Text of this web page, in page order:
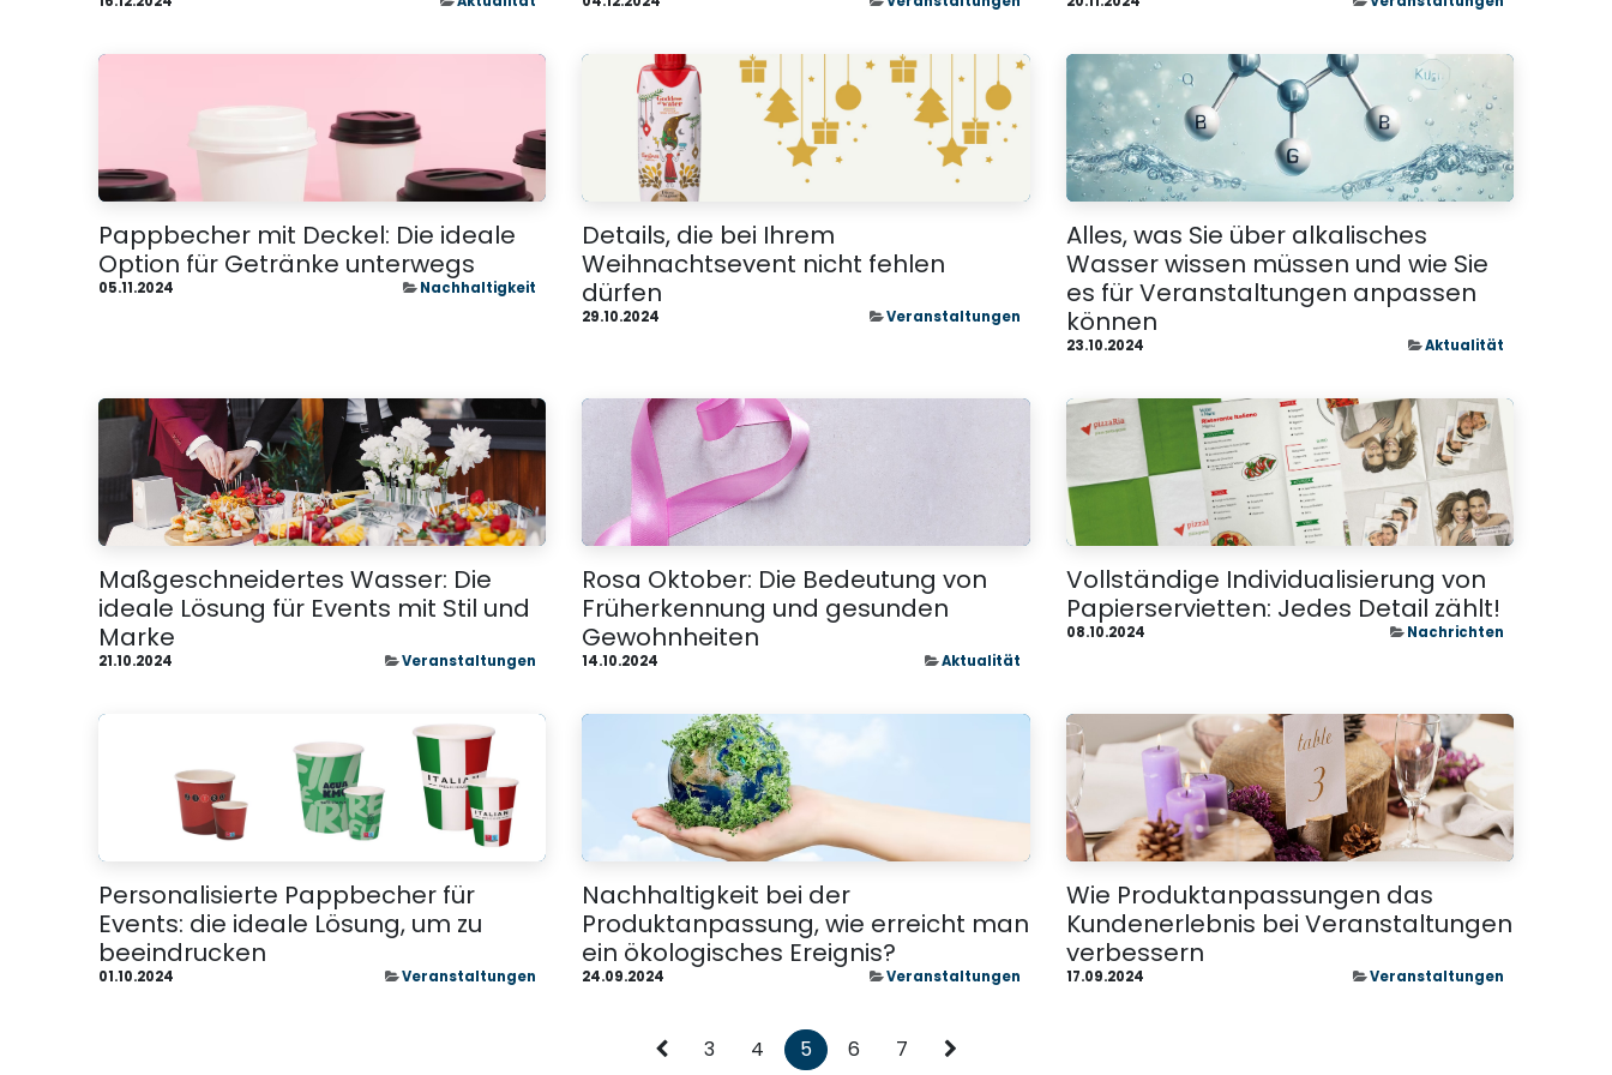
Pappbecher mit Deckel: Die ideale
Option für Getränke unterwegs
05.11.2024 Nachhaltigkeit
Details, die bei Ihrem
Weihnachtsevent nicht fehlen
dürfen
29.10.2024 Veranstaltungen
Alles, was Sie über alkalisches
Wasser wissen müssen und wie Sie
es für Veranstaltungen anpassen
können
23.10.2024 Aktualität
Maßgeschneidertes Wasser: Die
ideale Lösung für Events mit Stil und
Marke
21.10.2024 Veranstaltungen
Rosa Oktober: Die Bedeutung von
Früherkennung und gesunden
Gewohnheiten
14.10.2024 Aktualität
Vollständige Individualisierung von
Papierservietten: Jedes Detail zählt!
08.10.2024 Nachrichten
Personalisierte Pappbecher für
Events: die ideale Lösung, um zu
beeindrucken
01.10.2024 Veranstaltungen
Nachhaltigkeit bei der
Produktanpassung, wie erreicht man
ein ökologisches Ereignis?
24.09.2024 Veranstaltungen
Wie Produktanpassungen das
Kundenerlebnis bei Veranstaltungen
verbessern
17.09.2024 Veranstaltungen
3 4 5 6 7